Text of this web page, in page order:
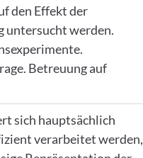
den Effekt der
untersucht werden.
Betreuung auf
sich hauptsächlich
verarbeitet werden,